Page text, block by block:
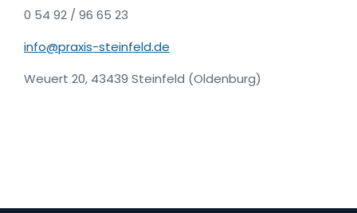
0 54 92 / 96 65 23
info@praxis-steinfeld.de
Weuert 20, 43439 Steinfeld (Oldenburg)